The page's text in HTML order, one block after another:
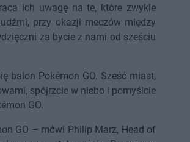
ich uwagę na te, które zwykle
przy okazji meczów między
za bycie z nami od sześciu
balon Pokémon GO. Sześć miast,
spójrzcie w niebo i pomyślcie
GO.
GO – mówi Philip Marz, Head of